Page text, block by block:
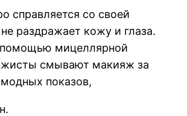
справляется со своей
раздражает кожу и глаза.
мицеллярной
смывают макияж за
показов,